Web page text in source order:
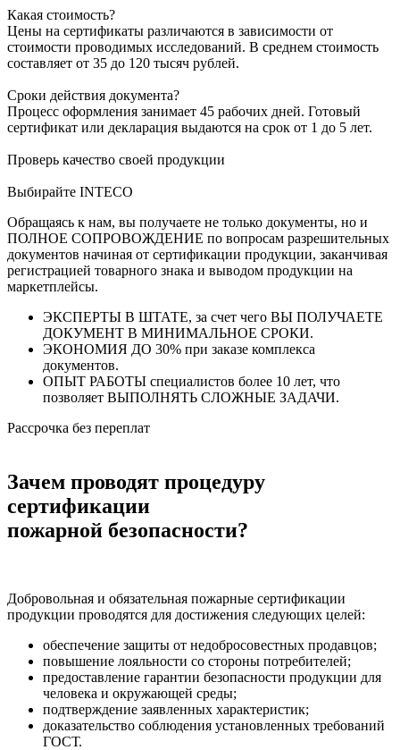
Какая стоимость?
Цены на сертификаты различаются в зависимости от
стоимости проводимых исследований. В среднем стоимость
составляет от 35 до 120 тысяч рублей.
Сроки действия документа?
Процесс оформления занимает 45 рабочих дней. Готовый
сертификат или декларация выдаются на срок от 1 до 5 лет.
Проверь качество своей продукции
Выбирайте INTECO
Обращаясь к нам, вы получаете не только документы, но и
ПОЛНОЕ СОПРОВОЖДЕНИЕ по вопросам разрешительных
документов начиная от сертификации продукции, заканчивая
регистрацией товарного знака и выводом продукции на
маркетплейсы.
ЭКСПЕРТЫ В ШТАТЕ, за счет чего ВЫ ПОЛУЧАЕТЕ
ДОКУМЕНТ В МИНИМАЛЬНОЕ СРОКИ.
ЭКОНОМИЯ ДО 30% при заказе комплекса
документов.
ОПЫТ РАБОТЫ специалистов более 10 лет, что
позволяет ВЫПОЛНЯТЬ СЛОЖНЫЕ ЗАДАЧИ.
Рассрочка без переплат
Зачем проводят процедуру
сертификации
пожарной безопасности?
Добровольная и обязательная пожарные сертификации
продукции проводятся для достижения следующих целей:
обеспечение защиты от недобросовестных продавцов;
повышение лояльности со стороны потребителей;
предоставление гарантии безопасности продукции для
человека и окружающей среды;
подтверждение заявленных характеристик;
доказательство соблюдения установленных требований
ГОСТ.